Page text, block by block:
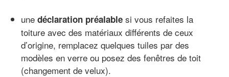
une déclaration préalable si vous refaites la
toiture avec des matériaux différents de ceux
d’origine, remplacez quelques tuiles par des
modèles en verre ou posez des fenêtres de toit
(changement de velux).